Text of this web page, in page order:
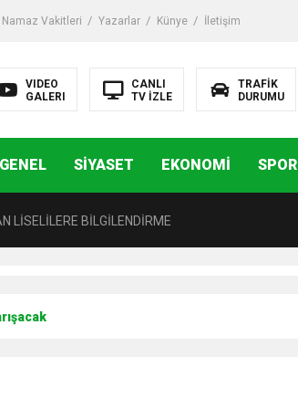
Namaz Vakitleri Yazarlar Künye İletişim
VIDEO
GALERI
CANLI
TV İZLE
TRAFİK
DURUMU
GENEL SİYASET EKONOMİ SPOR
LİSELİLERE BİLGİLENDİRME